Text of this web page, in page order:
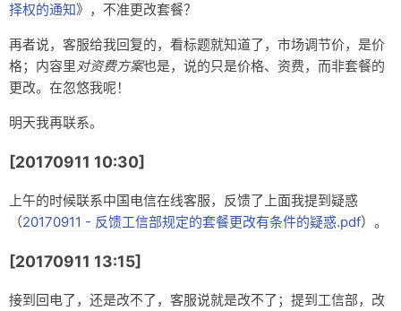
择权的通知》，不准更改套餐？
再者说，客服给我回复的，看标题就知道了，市场调节价，是价
格；内容里对资费方案也是，说的只是价格、资费，而非套餐的
更改。在忽悠我呢！
明天我再联系。
[20170911 10:30]
上午的时候联系中国电信在线客服，反馈了上面我提到疑惑
（20170911 - 反馈工信部规定的套餐更改有条件的疑惑.pdf）。
[20170911 13:15]
接到回电了，还是改不了，客服说就是改不了；提到工信部，改